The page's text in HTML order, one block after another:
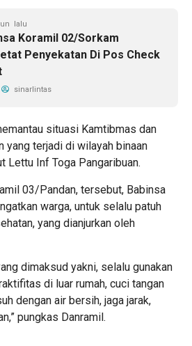
lalu
Koramil 02/Sorkam
Penyekatan Di Pos Check
sinarlintas
situasi Kamtibmas dan
yang terjadi di wilayah binaan
Lettu Inf Toga Pangaribuan.
03/Pandan, tersebut, Babinsa
warga, untuk selalu patuh
yang dianjurkan oleh
dimaksud yakni, selalu gunakan
di luar rumah, cuci tangan
dengan air bersih, jaga jarak,
pungkas Danramil.